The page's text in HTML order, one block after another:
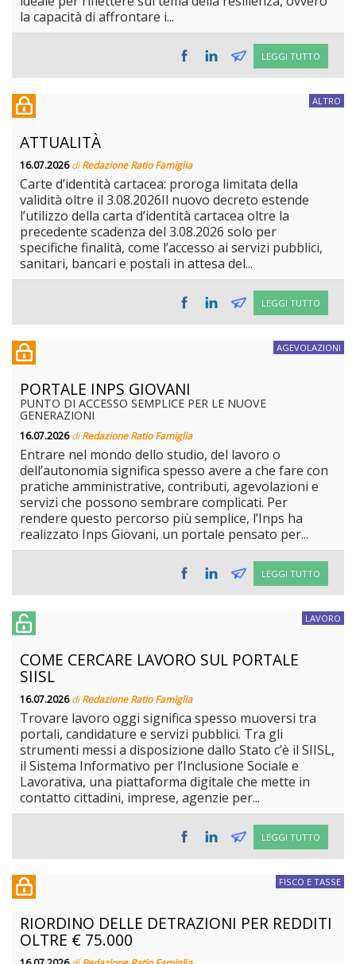
la capacità di affrontare i...
LEGGI TUTTO
ALTRO
ATTUALITÀ
16.07.2026diRedazione Ratio Famiglia
Carte d’identità cartacea: proroga limitata della
validità oltre il 3.08.2026Il nuovo decreto estende
l’utilizzo della carta d’identità cartacea oltre la
precedente scadenza del 3.08.2026 solo per
specifiche finalità, come l’accesso ai servizi pubblici,
sanitari, bancari e postali in attesa del...
LEGGI TUTTO
AGEVOLAZIONI
PORTALE INPS GIOVANI
PUNTO DI ACCESSO SEMPLICE PER LE NUOVE
GENERAZIONI
16.07.2026diRedazione Ratio Famiglia
Entrare nel mondo dello studio, del lavoro o
dell’autonomia significa spesso avere a che fare con
pratiche amministrative, contributi, agevolazioni e
servizi che possono sembrare complicati. Per
rendere questo percorso più semplice, l’Inps ha
realizzato Inps Giovani, un portale pensato per...
LEGGI TUTTO
LAVORO
COME CERCARE LAVORO SUL PORTALE
SIISL
16.07.2026diRedazione Ratio Famiglia
Trovare lavoro oggi significa spesso muoversi tra
portali, candidature e servizi pubblici. Tra gli
strumenti messi a disposizione dallo Stato c’è il SIISL,
il Sistema Informativo per l’Inclusione Sociale e
Lavorativa, una piattaforma digitale che mette in
contatto cittadini, imprese, agenzie per...
LEGGI TUTTO
FISCO E TASSE
RIORDINO DELLE DETRAZIONI PER REDDITI
OLTRE € 75.000